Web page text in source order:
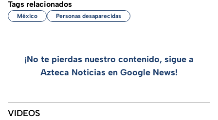
Tags relacionados
México Personas desaparecidas
¡No te pierdas nuestro contenido, sigue a
Azteca Noticias en Google News!
VIDEOS